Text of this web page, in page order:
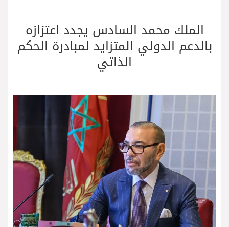
الشعراء يلهبون الحماس بالبدع والرد.. في مهرجان الاطاولة
الملك محمد السادس يجدد اعتزازه
بالدعم الدولي المتزايد لمبادرة الحكم
الذاتي